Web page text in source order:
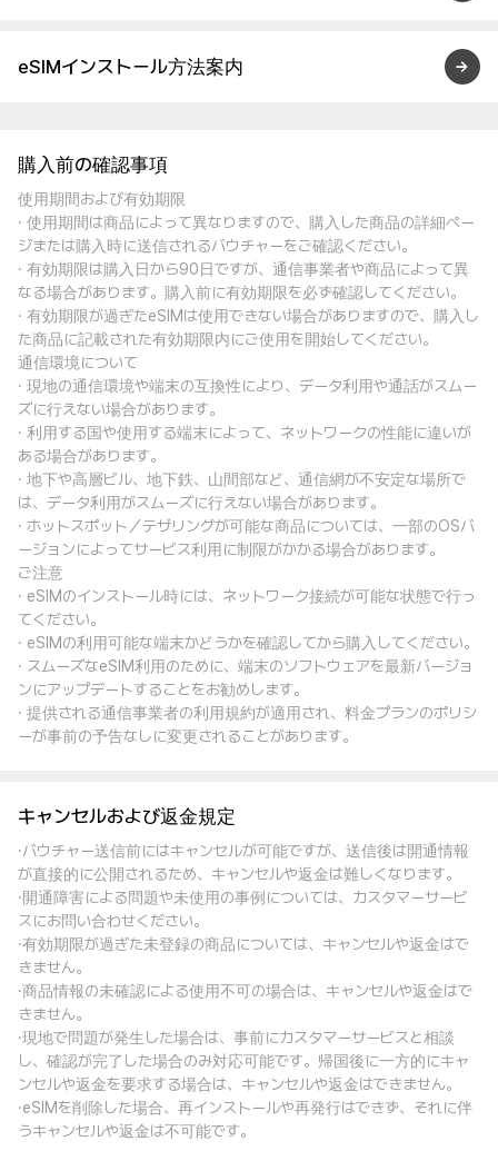
eSIMインストール方法案内
購入前の確認事項
使用期間および有効期限
· 使用期間は商品によって異なりますので、購入した商品の詳細ペー
ジまたは購入時に送信されるバウチャーをご確認ください。
· 有効期限は購入日から90日ですが、通信事業者や商品によって異
なる場合があります。購入前に有効期限を必ず確認してください。
· 有効期限が過ぎたeSIMは使用できない場合がありますので、購入し
た商品に記載された有効期限内にご使用を開始してください。
通信環境について
· 現地の通信環境や端末の互換性により、データ利用や通話がスムー
ズに行えない場合があります。
· 利用する国や使用する端末によって、ネットワークの性能に違いが
ある場合があります。
· 地下や高層ビル、地下鉄、山間部など、通信網が不安定な場所で
は、データ利用がスムーズに行えない場合があります。
· ホットスポット／テザリングが可能な商品については、一部のOSバ
ージョンによってサービス利用に制限がかかる場合があります。
ご注意
· eSIMのインストール時には、ネットワーク接続が可能な状態で行っ
てください。
· eSIMの利用可能な端末かどうかを確認してから購入してください。
· スムーズなeSIM利用のために、端末のソフトウェアを最新バージョ
ンにアップデートすることをお勧めします。
· 提供される通信事業者の利用規約が適用され、料金プランのポリシ
ーが事前の予告なしに変更されることがあります。
キャンセルおよび返金規定
·バウチャー送信前にはキャンセルが可能ですが、送信後は開通情報
が直接的に公開されるため、キャンセルや返金は難しくなります。
·開通障害による問題や未使用の事例については、カスタマーサービ
スにお問い合わせください。
·有効期限が過ぎた未登録の商品については、キャンセルや返金はで
きません。
·商品情報の未確認による使用不可の場合は、キャンセルや返金はで
きません。
·現地で問題が発生した場合は、事前にカスタマーサービスと相談
し、確認が完了した場合のみ対応可能です。帰国後に一方的にキャ
ンセルや返金を要求する場合は、キャンセルや返金はできません。
·eSIMを削除した場合、再インストールや再発行はできず、それに伴
うキャンセルや返金は不可能です。